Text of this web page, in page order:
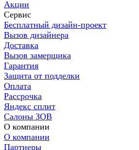
Акции
Сервис
Бесплатный дизайн-проект
Вызов дизайнера
Доставка
Вызов замерщика
Гарантия
Защита от подделки
Оплата
Рассрочка
Яндекс сплит
Салоны ЗОВ
О компании
О компании
Партнеры